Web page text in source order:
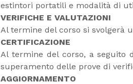
estintori portatili e modalità di
VERIFICHE E VALUTAZIONI
Al termine del corso si svolgerà
CERTIFICAZIONE
Al termine del corso, a seguito
superamento delle prove di
AGGIORNAMENTO